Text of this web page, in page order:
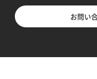
お問い